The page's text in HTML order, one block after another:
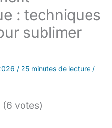
: techniques
sublimer
/ 25 minutes de lecture /
(6 votes)